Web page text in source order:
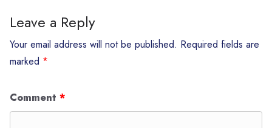
Leave a Reply
Your email address will not be published. Required fields are
marked *
Comment *